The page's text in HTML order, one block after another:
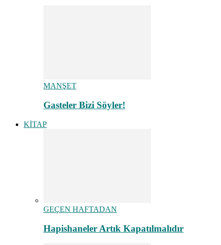
MANŞET
Gasteler Bizi Söyler!
KİTAP
GEÇEN HAFTADAN
Hapishaneler Artık Kapatılmalıdır